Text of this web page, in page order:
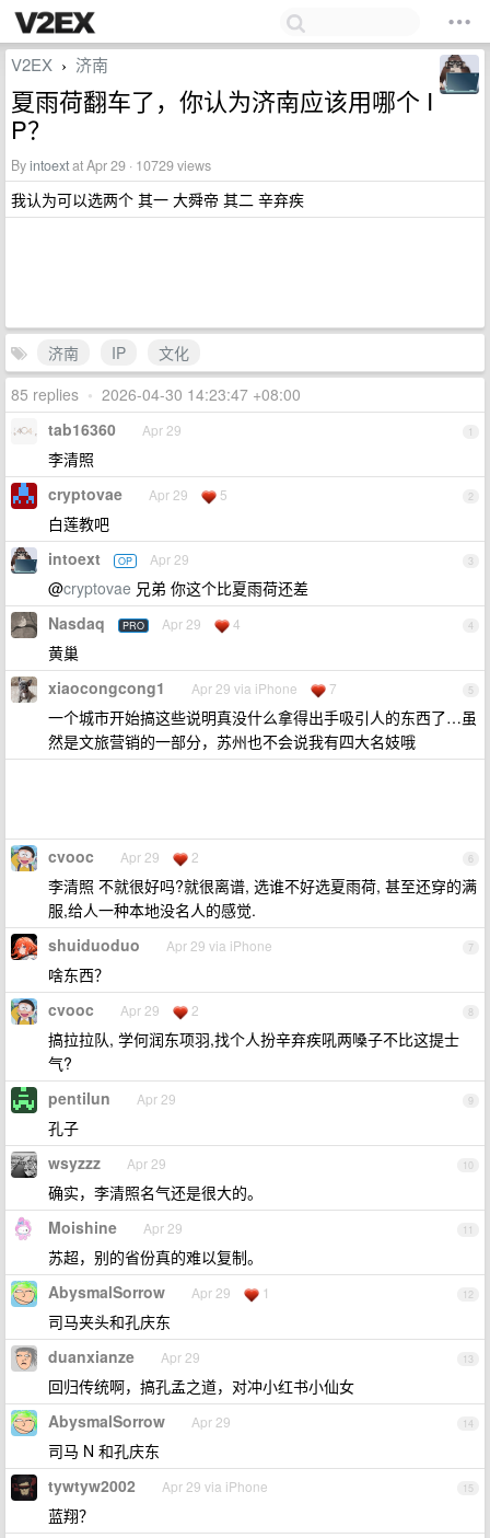
V2EX › 济南
夏雨荷翻车了，你认为济南应该用哪个 I
P？
Byintoextat Apr 29 · 10729 views
我认为可以选两个 其一 大舜帝 其二 辛弃疾
济南 IP
文化
85 replies • 2026-04-30 14:23:47 +08:00
1
tab16360 Apr 29
李清照
2
cryptovae Apr 29 5
白莲教吧
3
intoext OP Apr 29
@cryptovae 兄弟 你这个比夏雨荷还差
4
Nasdaq PRO Apr 29 4
黄巢
5
xiaocongcong1 Apr 29 via iPhone 7
一个城市开始搞这些说明真没什么拿得出手吸引人的东西了…虽
然是文旅营销的一部分，苏州也不会说我有四大名妓哦
6
cvooc Apr 29 2
李清照 不就很好吗?就很离谱, 选谁不好选夏雨荷, 甚至还穿的满
服,给人一种本地没名人的感觉.
7
shuiduoduo Apr 29 via iPhone
啥东西？
8
cvooc Apr 29 2
搞拉拉队, 学何润东项羽,找个人扮辛弃疾吼两嗓子不比这提士
气?
9
pentilun Apr 29
孔子
10
wsyzzz Apr 29
确实，李清照名气还是很大的。
11
Moishine Apr 29
苏超，别的省份真的难以复制。
12
AbysmalSorrow Apr 29 1
司马夹头和孔庆东
13
duanxianze Apr 29
回归传统啊，搞孔孟之道，对冲小红书小仙女
14
AbysmalSorrow Apr 29
司马 N 和孔庆东
15
tywtyw2002 Apr 29 via iPhone
蓝翔？